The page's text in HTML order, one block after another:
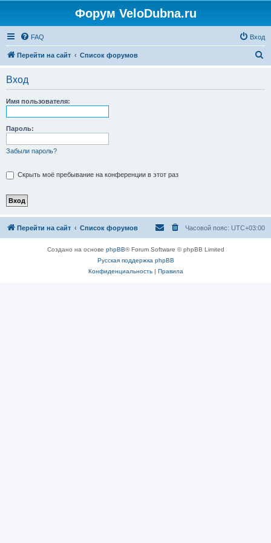
Форум VeloDubna.ru
FAQ Вход
Перейти на сайт Список форумов
Вход
Имя пользователя:
Пароль:
Забыли пароль?
Скрыть моё пребывание на конференции в этот раз
Перейти на сайт Список форумов Часовой пояс: UTC+03:00
Создано на основе phpBB® Forum Software © phpBB Limited
Русская поддержка phpBB
Конфиденциальность| Правила